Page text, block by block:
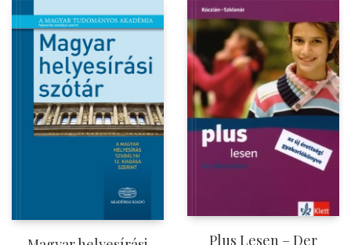
Plus Lesen – Der